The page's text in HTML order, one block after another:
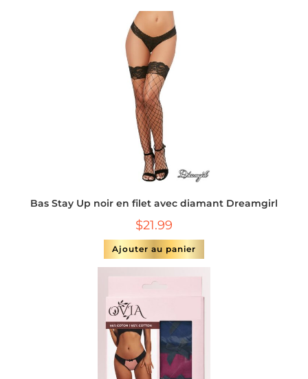
Bas Stay Up noir en filet avec diamant Dreamgirl
$21.99
Ajouter au panier